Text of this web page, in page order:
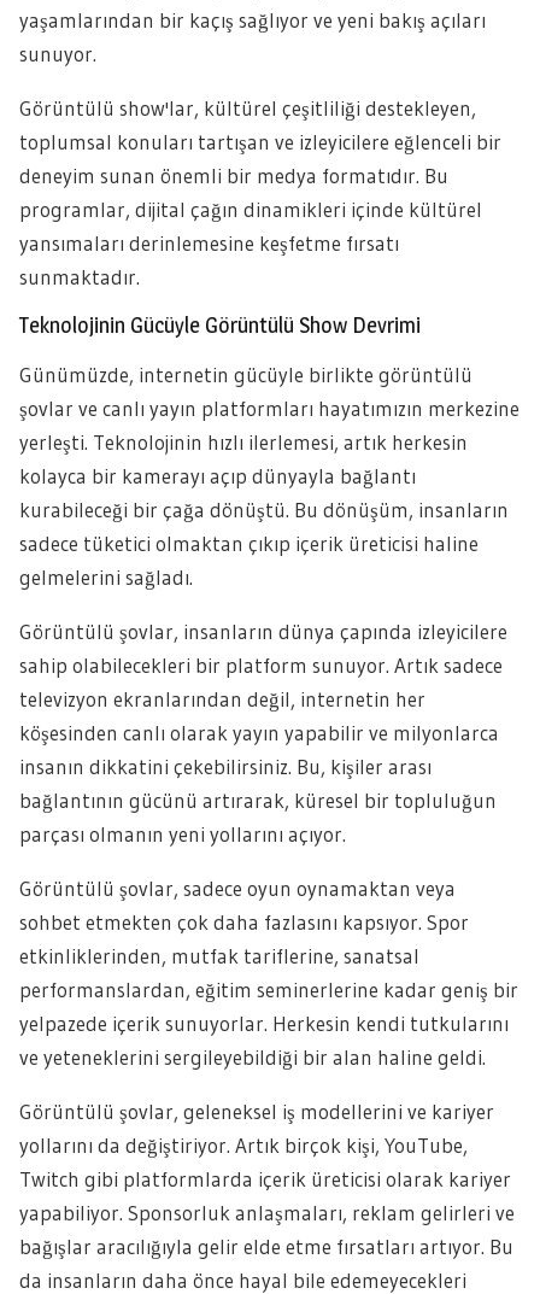
yaşamlarından bir kaçış sağlıyor ve yeni bakış açıları
sunuyor.
Görüntülü show'lar, kültürel çeşitliliği destekleyen,
toplumsal konuları tartışan ve izleyicilere eğlenceli bir
deneyim sunan önemli bir medya formatıdır. Bu
programlar, dijital çağın dinamikleri içinde kültürel
yansımaları derinlemesine keşfetme fırsatı
sunmaktadır.
Teknolojinin Gücüyle Görüntülü Show Devrimi
Günümüzde, internetin gücüyle birlikte görüntülü
şovlar ve canlı yayın platformları hayatımızın merkezine
yerleşti. Teknolojinin hızlı ilerlemesi, artık herkesin
kolayca bir kamerayı açıp dünyayla bağlantı
kurabileceği bir çağa dönüştü. Bu dönüşüm, insanların
sadece tüketici olmaktan çıkıp içerik üreticisi haline
gelmelerini sağladı.
Görüntülü şovlar, insanların dünya çapında izleyicilere
sahip olabilecekleri bir platform sunuyor. Artık sadece
televizyon ekranlarından değil, internetin her
köşesinden canlı olarak yayın yapabilir ve milyonlarca
insanın dikkatini çekebilirsiniz. Bu, kişiler arası
bağlantının gücünü artırarak, küresel bir topluluğun
parçası olmanın yeni yollarını açıyor.
Görüntülü şovlar, sadece oyun oynamaktan veya
sohbet etmekten çok daha fazlasını kapsıyor. Spor
etkinliklerinden, mutfak tariflerine, sanatsal
performanslardan, eğitim seminerlerine kadar geniş bir
yelpazede içerik sunuyorlar. Herkesin kendi tutkularını
ve yeteneklerini sergileyebildiği bir alan haline geldi.
Görüntülü şovlar, geleneksel iş modellerini ve kariyer
yollarını da değiştiriyor. Artık birçok kişi, YouTube,
Twitch gibi platformlarda içerik üreticisi olarak kariyer
yapabiliyor. Sponsorluk anlaşmaları, reklam gelirleri ve
bağışlar aracılığıyla gelir elde etme fırsatları artıyor. Bu
da insanların daha önce hayal bile edemeyecekleri